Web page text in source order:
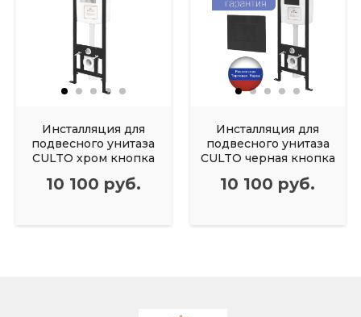
Инсталляция для
подвесного унитаза
CULTO хром кнопка
10 100 руб.
Инсталляция для
подвесного унитаза
CULTO черная кнопка
10 100 руб.